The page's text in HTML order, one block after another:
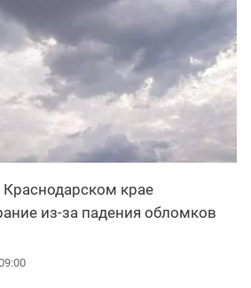
крае
из-за падения обломков